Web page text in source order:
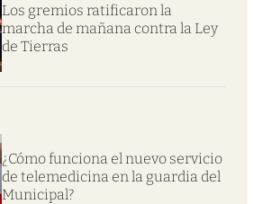
Los gremios ratificaron la
marcha de mañana contra la Ley
de Tierras
¿Cómo funciona el nuevo servicio
de telemedicina en la guardia del
Municipal?